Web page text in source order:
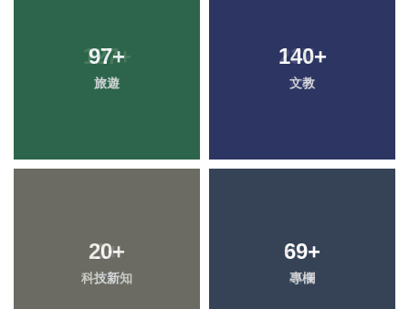
97+
旅遊
140+
文教
20+
科技新知
69+
專欄